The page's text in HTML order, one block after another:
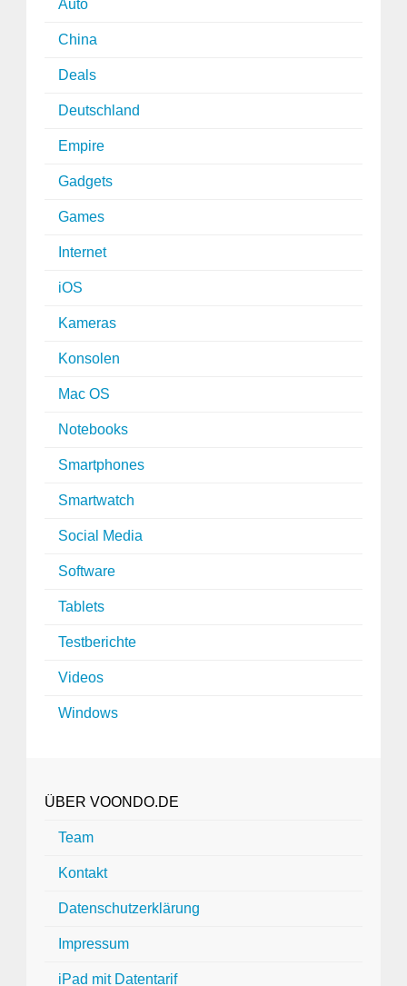
Auto
China
Deals
Deutschland
Empire
Gadgets
Games
Internet
iOS
Kameras
Konsolen
Mac OS
Notebooks
Smartphones
Smartwatch
Social Media
Software
Tablets
Testberichte
Videos
Windows
ÜBER VOONDO.DE
Team
Kontakt
Datenschutzerklärung
Impressum
iPad mit Datentarif